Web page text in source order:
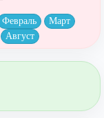
Февраль
Март
Август